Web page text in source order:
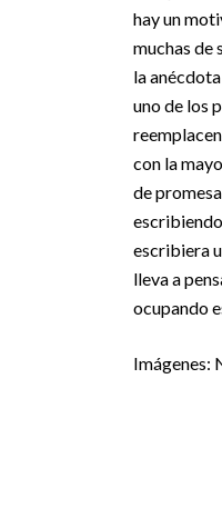
hay un
muchas de
la
uno de los
con la
de
escribiera
lleva a
ocupando
Imágenes: